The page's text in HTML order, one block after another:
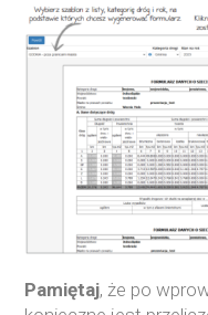
Pamiętaj, że po